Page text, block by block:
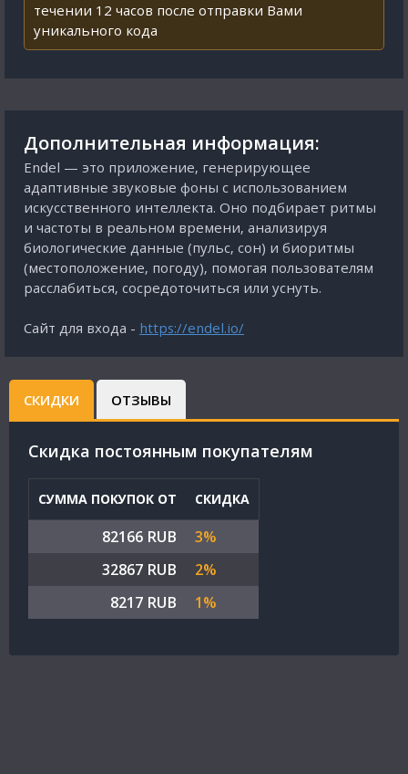
течении 12 часов после отправки Вами
уникального кода
Дополнительная информация:
Endel — это приложение, генерирующее
адаптивные звуковые фоны с использованием
искусственного интеллекта. Оно подбирает ритмы
и частоты в реальном времени, анализируя
биологические данные (пульс, сон) и биоритмы
(местоположение, погоду), помогая пользователям
расслабиться, сосредоточиться или уснуть.
Сайт для входа - https://endel.io/
СКИДКИ ОТЗЫВЫ
Cкидка постоянным покупателям
СУММА ПОКУПОК ОТ СКИДКА
82166 RUB
3%
32867 RUB
2%
8217 RUB
1%